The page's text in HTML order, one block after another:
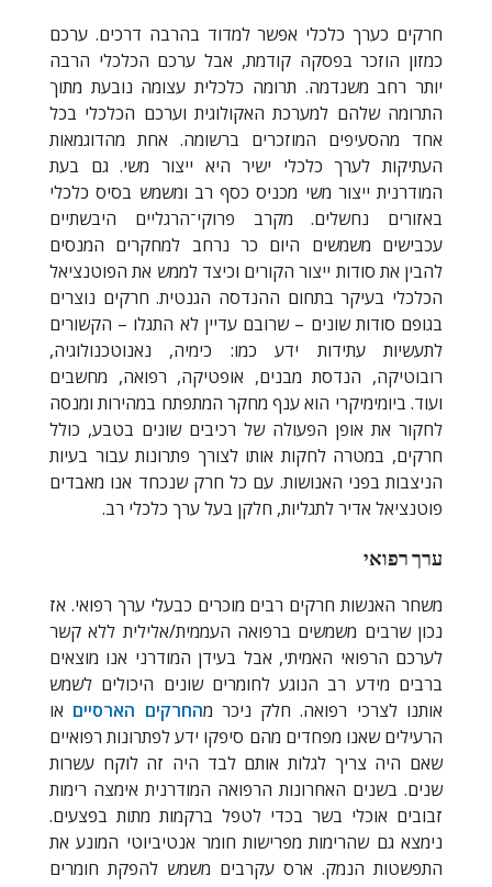
חרקים כערך כלכלי אפשר למדוד בהרבה דרכים. ערכם
כמזון הוזכר בפסקה קודמת, אבל ערכם הכלכלי הרבה
יותר רחב משנדמה. תרומה כלכלית עצומה נובעת מתוך
התרומה שלהם למערכת האקולוגית וערכם הכלכלי בכל
אחד מהסעיפים המוזכרים ברשומה. אחת מהדוגמאות
העתיקות לערך כלכלי ישיר היא ייצור משי. גם בעת
המודרנית ייצור משי מכניס כסף רב ומשמש בסיס כלכלי
באזורים נחשלים. מקרב פרוקי־הרגליים היבשתיים
עכבישים משמשים היום כר נרחב למחקרים המנסים
להבין את סודות ייצור הקורים וכיצד לממש את הפוטנציאל
הכלכלי בעיקר בתחום ההנדסה הגנטית. חרקים נוצרים
בגופם סודות שונים – שרובם עדיין לא התגלו – הקשורים
לתעשיות עתידות ידע כמו: כימיה, נאנוטכנולוגיה,
רובוטיקה, הנדסת מבנים, אופטיקה, רפואה, מחשבים
ועוד. ביומימיקרי הוא ענף מחקר המתפתח במהירות ומנסה
לחקור את אופן הפעולה של רכיבים שונים בטבע, כולל
חרקים, במטרה לחקות אותו לצורך פתרונות עבור בעיות
הניצבות בפני האנושות. עם כל חרק שנכחד אנו מאבדים
פוטנציאל אדיר לתגליות, חלקן בעל ערך כלכלי רב.
ערך רפואי
משחר האנשות חרקים רבים מוכרים כבעלי ערך רפואי. אז
נכון שרבים משמשים ברפואה העממית/אלילית ללא קשר
לערכם הרפואי האמיתי, אבל בעידן המודרני אנו מוצאים
ברבים מידע רב הנוגע לחומרים שונים היכולים לשמש
אותנו לצרכי רפואה. חלק ניכר מהחרקים הארסיים או
הרעילים שאנו מפחדים מהם סיפקו ידע לפתרונות רפואיים
שאם היה צריך לגלות אותם לבד היה זה לוקח עשרות
שנים. בשנים האחרונות הרפואה המודרנית אימצה רימות
זבובים אוכלי בשר בכדי לטפל ברקמות מתות בפצעים.
נימצא גם שהרימות מפרישות חומר אנטיביוטי המונע את
התפשטות הנמק. ארס עקרבים משמש להפקת חומרים